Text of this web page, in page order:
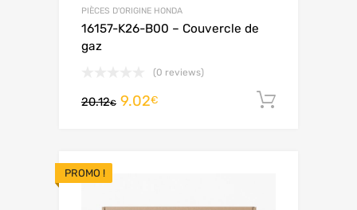
PIÈCES D'ORIGINE HONDA
16157-K26-B00 – Couvercle de
gaz
(0 reviews)
20.12€ 9.02€
PROMO !